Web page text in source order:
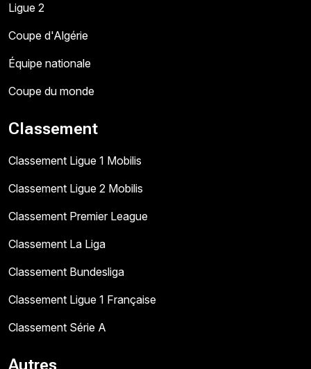
Ligue 2
Coupe d'Algérie
Équipe nationale
Coupe du monde
Classement
Classement Ligue 1 Mobilis
Classement Ligue 2 Mobilis
Classement Premier League
Classement La Liga
Classement Bundesliga
Classement Ligue 1 Française
Classement Série A